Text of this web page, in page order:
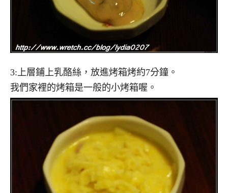
3:上層鋪上乳酪絲，放進烤箱烤約7分鐘。
我們家裡的烤箱是一般的小烤箱喔。